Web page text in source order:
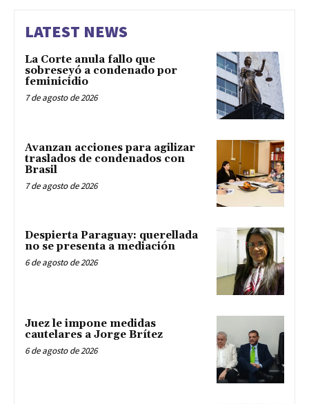
LATEST NEWS
La Corte anula fallo que
sobreseyó a condenado por
feminicidio
7 de agosto de 2026
Avanzan acciones para agilizar
traslados de condenados con
Brasil
7 de agosto de 2026
Despierta Paraguay: querellada
no se presenta a mediación
6 de agosto de 2026
Juez le impone medidas
cautelares a Jorge Brítez
6 de agosto de 2026